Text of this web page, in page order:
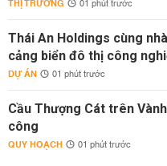
THỊ TRƯỜNG 01 phút trước
Thái An Holdings cùng
cảng biển đô thị công
DỰ ÁN 01 phút trước
Cầu Thượng Cát trên
công
QUY HOẠCH 01 phút trước